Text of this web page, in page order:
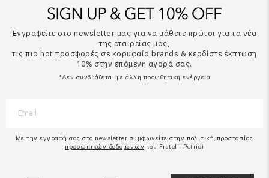
Εγγραφείτε στο newsletter μας για να μάθετε πρώτοι για τα νέα
της εταιρείας μας,
τις πιο hot προσφορές σε κορυφαία brands & κερδίστε έκπτωση
10% στην επόμενη αγορά σας.
*Δεν συνδυάζεται με άλλη προωθητική ενέργεια
Με την εγγραφή σας στο newsletter συμφωνείτε στην πολιτική προστασίας
προσωπικών δεδομένων του Fratelli Petridi